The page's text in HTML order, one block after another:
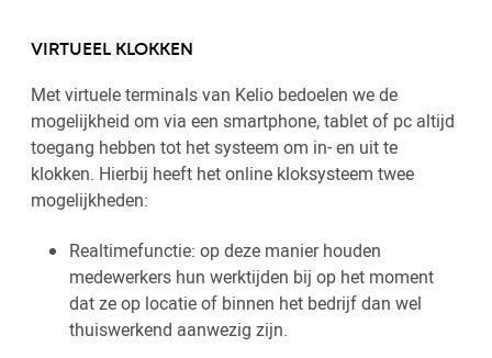
VIRTUEEL KLOKKEN
Met virtuele terminals van Kelio bedoelen we de
mogelijkheid om via een smartphone, tablet of pc altijd
toegang hebben tot het systeem om in- en uit te
klokken. Hierbij heeft het online kloksysteem twee
mogelijkheden:
Realtimefunctie: op deze manier houden
medewerkers hun werktijden bij op het moment
dat ze op locatie of binnen het bedrijf dan wel
thuiswerkend aanwezig zijn.